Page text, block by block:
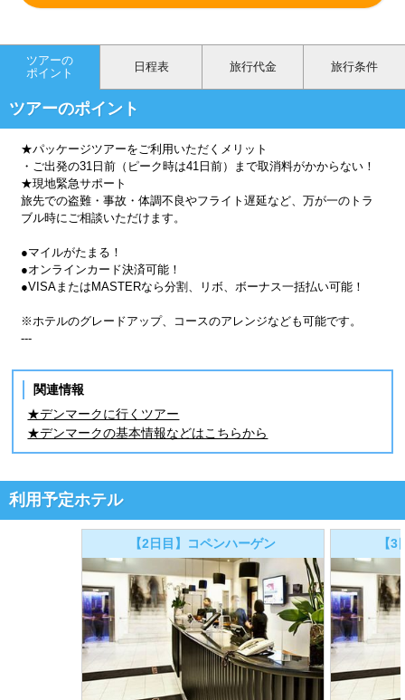
ツアーの
ポイント
日程表 旅行代金 旅行条件
ツアーのポイント
★パッケージツアーをご利用いただくメリット
・ご出発の31日前（ピーク時は41日前）まで取消料がかからない！
★現地緊急サポート
旅先での盗難・事故・体調不良やフライト遅延など、万が一のトラ
ブル時にご相談いただけます。
●マイルがたまる！
●オンラインカード決済可能！
●VISAまたはMASTERなら分割、リボ、ボーナス一括払い可能！
※ホテルのグレードアップ、コースのアレンジなども可能です。
---
関連情報
★デンマークに行くツアー
★デンマークの基本情報などはこちらから
利用予定ホテル
【2日目】コペンハーゲン 【